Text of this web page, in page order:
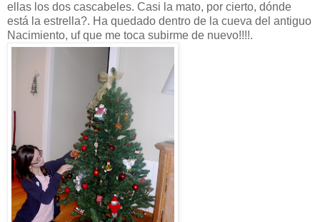
ellas los dos cascabeles. Casi la mato, por cierto, dónde
está la estrella?. Ha quedado dentro de la cueva del antiguo
Nacimiento, uf que me toca subirme de nuevo!!!!.